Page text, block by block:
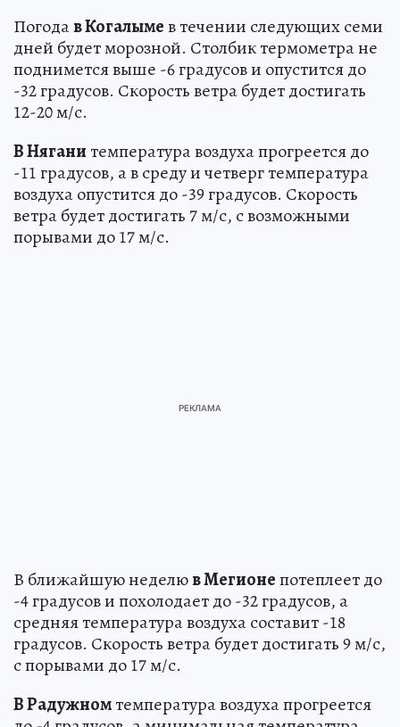
Погодав Когалымев течении следующих семи
дней будет морозной. Столбик термометра не
поднимется выше -6 градусов и опустится до
-32 градусов. Скорость ветра будет достигать
12-20 м/с.
В Няганитемпература воздуха прогреется до
-11 градусов, а в среду и четверг температура
воздуха опустится до -39 градусов. Скорость
ветра будет достигать 7 м/с, с возможными
порывами до 17 м/с.
В ближайшую неделюв Мегионепотеплеет до
-4 градусов и похолодает до -32 градусов, а
средняя температура воздуха составит -18
градусов. Скорость ветра будет достигать 9 м/с,
с порывами до 17 м/с.
В Радужномтемпература воздуха прогреется